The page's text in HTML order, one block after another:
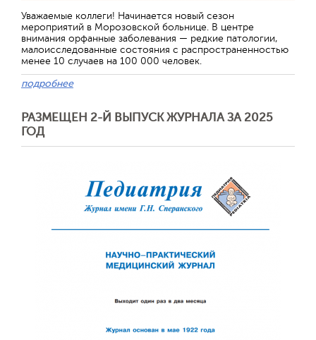
Уважаемые коллеги! Начинается новый сезон
мероприятий в Морозовской больнице. В центре
внимания орфанные заболевания — редкие патологии,
малоисследованные состояния с распространенностью
менее 10 случаев на 100 000 человек.
подробнее
РАЗМЕЩЕН 2-Й ВЫПУСК ЖУРНАЛА ЗА 2025
ГОД